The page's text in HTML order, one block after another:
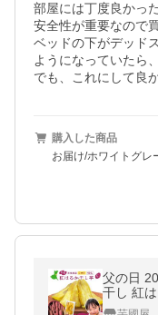
部屋には丁度良かっ
安全性が重要なので
ベッドの下がデッド
ようになっていたら
でも、これにして良
購入した商品
お届け/ホワイトグレ
父の日
干し 紅
べにはる